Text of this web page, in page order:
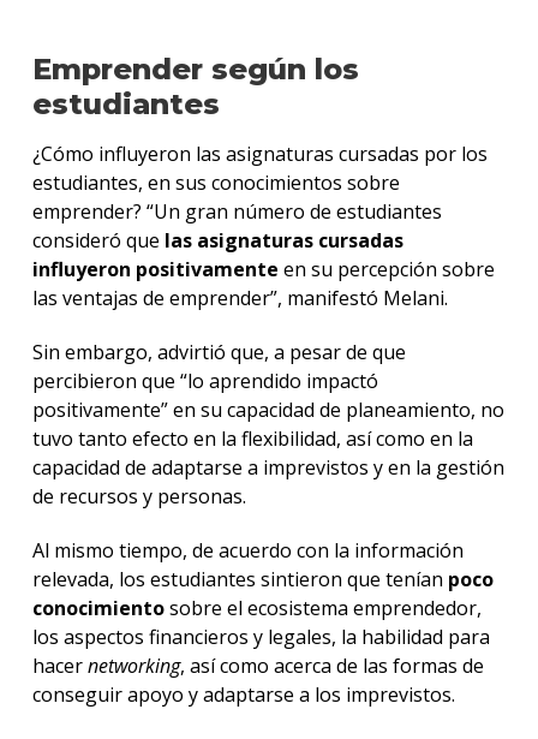
Emprender según los
estudiantes
¿Cómo influyeron las asignaturas cursadas por los
estudiantes, en sus conocimientos sobre
emprender? “Un gran número de estudiantes
consideró que las asignaturas cursadas
influyeron positivamente en su percepción sobre
las ventajas de emprender”, manifestó Melani.
Sin embargo, advirtió que, a pesar de que
percibieron que “lo aprendido impactó
positivamente” en su capacidad de planeamiento, no
tuvo tanto efecto en la flexibilidad, así como en la
capacidad de adaptarse a imprevistos y en la gestión
de recursos y personas.
Al mismo tiempo, de acuerdo con la información
relevada, los estudiantes sintieron que tenían poco
conocimientosobre el ecosistema emprendedor,
los aspectos financieros y legales, la habilidad para
hacernetworking, así como acerca de las formas de
conseguir apoyo y adaptarse a los imprevistos.